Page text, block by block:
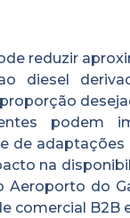
reduzir
diesel
podem
de
na
do
comercial B2B